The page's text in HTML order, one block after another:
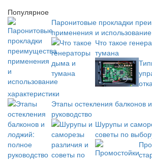
Популярное
Паронитовые прокладки
применения и использование
Что такое
тумана
характеристики
Этапы остекления балконов
руководство
Шурупы и
советы по